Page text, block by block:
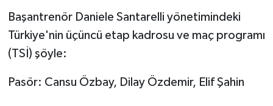
Başantrenör Daniele Santarelli yönetimindeki
Türkiye'nin üçüncü etap kadrosu ve maç programı
(TSİ) şöyle:
Pasör: Cansu Özbay, Dilay Özdemir, Elif Şahin